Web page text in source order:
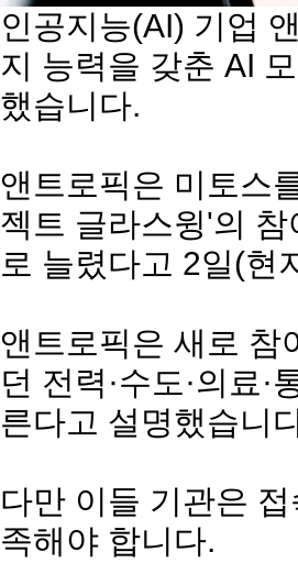
인공지능(AI) 기업
지 능력을 갖춘 AI
했습니다.
앤트로픽은 미토스
젝트 글라스윙'의
로 늘렸다고 2일(현
앤트로픽은 새로 참
던 전력·수도·의료
른다고 설명했습니
다만 이들 기관은
족해야 합니다.